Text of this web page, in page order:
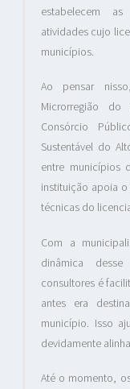
estabelecem
atividades cujo
municípios.
Ao pensar
Microrregião do
Consórcio
Sustentável do
entre municípios
instituição apoia
técnicas do
Com a
dinâmica
consultores é
antes era
município. Isso
devidamente
Até o momento,